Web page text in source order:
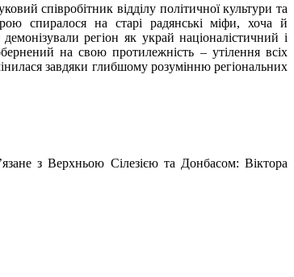
співробітник відділу політичної культури та
спиралося на старі радянські міфи, хоча й
регіон як украй націоналістичний і
на свою протилежність – утілення всіх
завдяки глибшому розумінню регіональних
з Верхньою Сілезією та Донбасом: Віктора